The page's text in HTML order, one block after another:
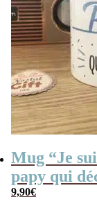
Mug “Je
papy qui
– Cadeau
9,90€